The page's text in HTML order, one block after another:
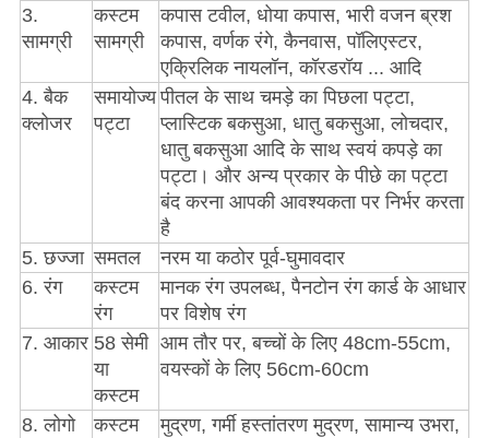
3.
सामग्री
कस्टम
सामग्री
कपास टवील, धोया कपास, भारी वजन ब्रश
कपास, वर्णक रंगे, कैनवास, पॉलिएस्टर,
एक्रिलिक नायलॉन, कॉरडरॉय ... आदि
4. बैक
क्लोजर
समायोज्य
पट्टा
पीतल के साथ चमड़े का पिछला पट्टा,
प्लास्टिक बकसुआ, धातु बकसुआ, लोचदार,
धातु बकसुआ आदि के साथ स्वयं कपड़े का
पट्टा। और अन्य प्रकार के पीछे का पट्टा
बंद करना आपकी आवश्यकता पर निर्भर करता
है
5. छज्जा समतल
नरम या कठोर पूर्व-घुमावदार
6. रंग
कस्टम
रंग
मानक रंग उपलब्ध, पैनटोन रंग कार्ड के आधार
पर विशेष रंग
7. आकार 58 सेमी
या
कस्टम
आम तौर पर, बच्चों के लिए 48cm-55cm,
वयस्कों के लिए 56cm-60cm
8. लोगो
कस्टम
मुद्रण, गर्मी हस्तांतरण मुद्रण, सामान्य उभरा,